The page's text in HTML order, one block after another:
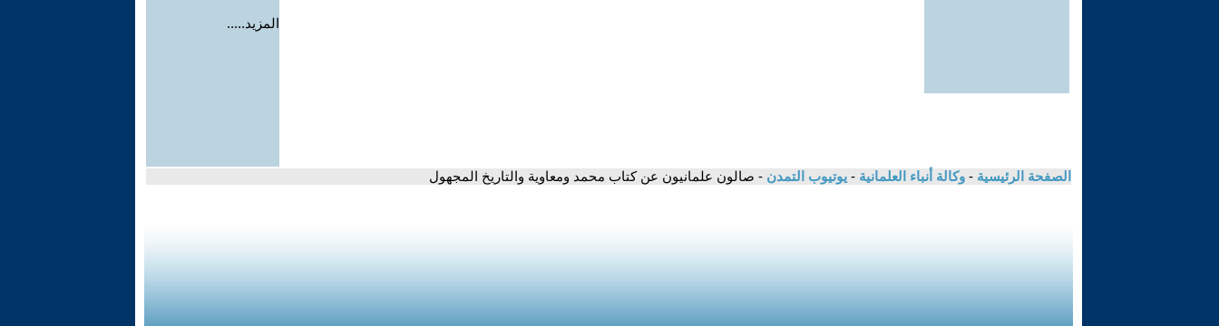
المزيد.....
الصفحة الرئيسية - وكالة أنباء العلمانية - يوتيوب التمدن - صالون علمانيون عن كتاب محمد ومعاوية والتاريخ المجهول